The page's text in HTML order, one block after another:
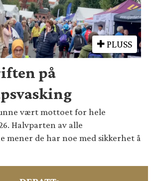
PLUSS
på
vært mottoet for hele
Halvparten av alle
mener de har noe med sikkerhet å